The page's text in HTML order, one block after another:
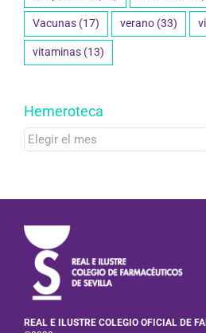
Vacunas (17) verano (33)
vitaminas (13)
Hemeroteca
Hemeroteca
REAL E ILUSTRE COLEGIO OFICIAL DE